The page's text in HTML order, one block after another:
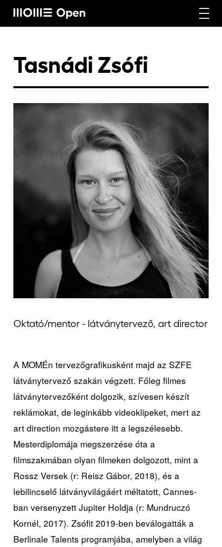
Vállalati képzéseink
Craft képzéseink
Hírek
Jelentkezőknek
Kapcsolat
Tasnádi Zsófi
Oktató/mentor - látványtervező, art director
A MOMÉn tervezőgrafikusként majd az SZFE
látványtervező szakán végzett. Főleg filmes
látványtervezőként dolgozik, szívesen készít
reklámokat, de leginkább videoklipeket, mert az
art direction mozgástere itt a legszélesebb.
Mesterdiplomája megszerzése óta a
filmszakmában olyan filmeken dolgozott, mint a
Rossz Versek (r: Reisz Gábor, 2018), és a
lebilincselő látványvilágáért méltatott, Cannes-
ban versenyzett Jupiter Holdja (r: Mundruczó
Kornél, 2017). Zsófit 2019-ben beválogatták a
Berlinale Talents programjába, amelyben a világ